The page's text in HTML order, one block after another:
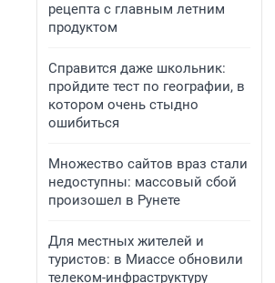
рецепта с главным летним
продуктом
Справится даже школьник:
пройдите тест по географии, в
котором очень стыдно
ошибиться
Множество сайтов враз стали
недоступны: массовый сбой
произошел в Рунете
Для местных жителей и
туристов: в Миассе обновили
телеком-инфраструктуру